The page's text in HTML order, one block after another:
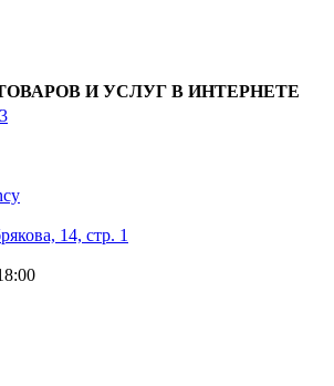
И УСЛУГ В ИНТЕРНЕТЕ
14, стр. 1